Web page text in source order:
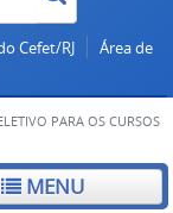
Cefet/RJ
Área de
PARA OS CURSOS
MENU